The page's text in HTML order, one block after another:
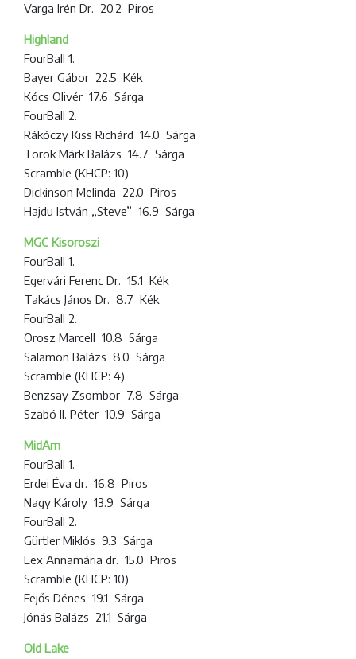
Varga Irén Dr. 20.2 Piros
Highland
FourBall 1.
Bayer Gábor 22.5 Kék
Kócs Olivér 17.6 Sárga
FourBall 2.
Rákóczy Kiss Richárd 14.0 Sárga
Török Márk Balázs 14.7 Sárga
Scramble (KHCP: 10)
Dickinson Melinda 22.0 Piros
Hajdu István „Steve” 16.9 Sárga
MGC Kisoroszi
FourBall 1.
Egervári Ferenc Dr. 15.1 Kék
Takács János Dr. 8.7 Kék
FourBall 2.
Orosz Marcell 10.8 Sárga
Salamon Balázs 8.0 Sárga
Scramble (KHCP: 4)
Benzsay Zsombor 7.8 Sárga
Szabó II. Péter 10.9 Sárga
MidAm
FourBall 1.
Erdei Éva dr. 16.8 Piros
Nagy Károly 13.9 Sárga
FourBall 2.
Gürtler Miklós 9.3 Sárga
Lex Annamária dr. 15.0 Piros
Scramble (KHCP: 10)
Fejős Dénes 19.1 Sárga
Jónás Balázs 21.1 Sárga
Old Lake